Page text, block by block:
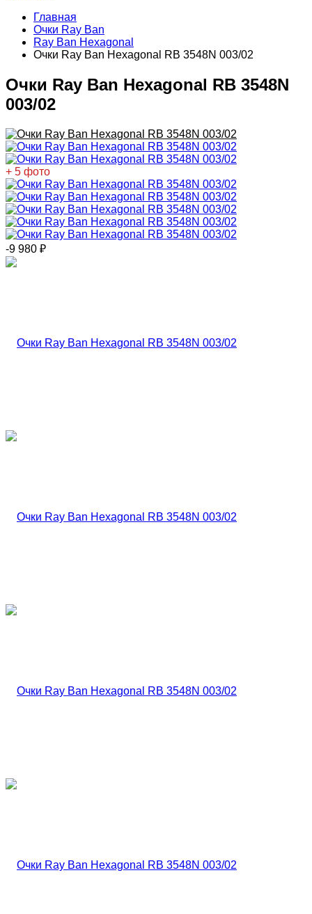
Главная
Очки Ray Ban
Ray Ban Hexagonal
Очки Ray Ban Hexagonal RB 3548N 003/02
Очки Ray Ban Hexagonal RB 3548N
003/02
+ 5 фото
-9 980 ₽